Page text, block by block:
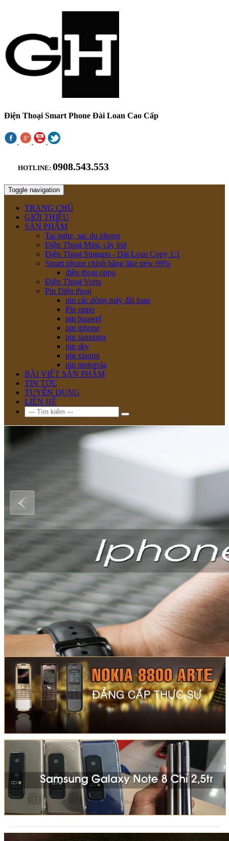
Điện Thoại Smart Phone Đài Loan Cao Cấp
HOTLINE:0908.543.553
Toggle navigation
TRANG CHỦ
GIỚI THIỆU
SẢN PHẨM
Tai nghe, sac du phong
Điện Thoại Mini, cây bút
Điện Thoại Singapo - Đài Loan Copy 1:1
Smart phone chính hãng like new 99%
điện thoại oppo
Điện Thoại Vertu
Pin Diện thoại
pin các dòng máy đài loan
Pin oppo
pin huawel
pin iphone
pin samsung
pin sky
pin xiaomi
pin motorola
BÀI VIẾT SẢN PHẨM
TIN TỨC
TUYỂN DỤNG
LIÊN HỆ